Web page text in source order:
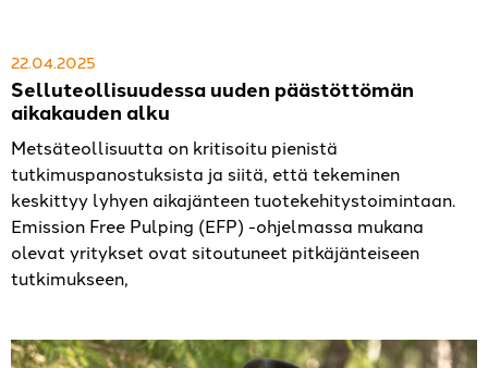
Selluteollisuudessa uuden päästöttömän
aikakauden alku
22.04.2025
Metsäteollisuutta on kritisoitu pienistä
tutkimuspanostuksista ja siitä, että tekeminen
keskittyy lyhyen aikajänteen tuotekehitystoimintaan.
Emission Free Pulping (EFP) -ohjelmassa mukana
olevat yritykset ovat sitoutuneet pitkäjänteiseen
tutkimukseen,